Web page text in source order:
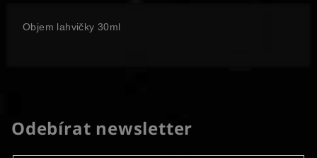
Objem lahvičky 30ml
Odebírat newsletter